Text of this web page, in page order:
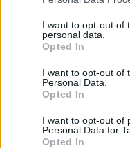
I want to opt-out of
personal data.
Opted In
I want to opt-out of
Personal Data.
Opted In
I want to opt-out of
Personal Data for
Opted In
Bushati: Zelenskyy
të shfaqte më shumë
për përkrahjen e